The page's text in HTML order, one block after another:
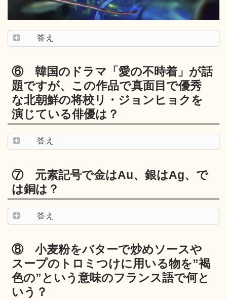
答え
⑥ 韓国のドラマ「愛の不時着」が話
題ですが、この作品で真面目で優秀
な北朝鮮の将校リ・ジョンヒョクを
演じている俳優は？
答え
⑦ 元素記号で金はAu、銀はAg、で
は銅は？
答え
⑧ 小麦粉をバターで炒めソースや
スープのトロミつけに用いる物を”褐
色の”という意味のフランス語で何と
いう？